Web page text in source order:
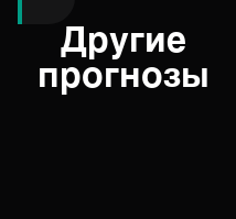
Другие
прогнозы